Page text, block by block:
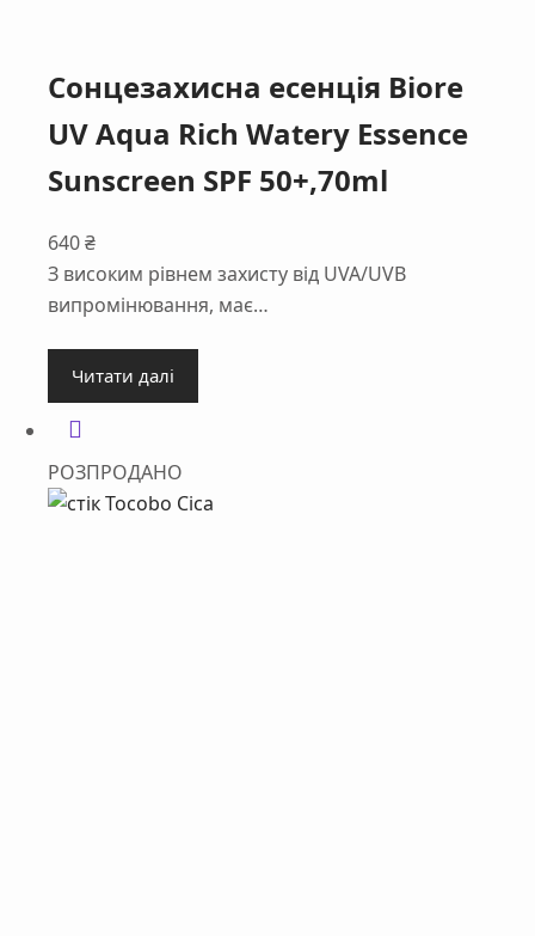
Сонцезахисна есенція Biore
UV Aqua Rich Watery Essence
Sunscreen SPF 50+,70ml
640₴
З високим рівнем захисту від UVA/UVB
випромінювання, має…
Читати далі
РОЗПРОДАНО